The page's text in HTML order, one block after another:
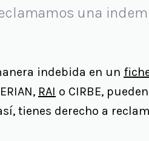
una
indebida en un
RAI o CIRBE,
tienes derecho a